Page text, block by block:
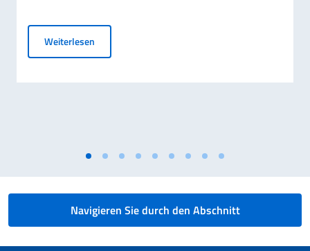
Weiterlesen
Navigieren Sie durch den Abschnitt